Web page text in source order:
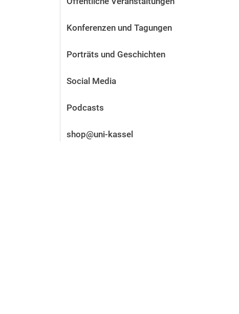
Stellenangebote
Alum­ni und Freunde
Kontakt und Standorte
Konferenzen und Tagungen
Porträts und Geschichten
Social Media
Podcasts
shop@uni-kassel